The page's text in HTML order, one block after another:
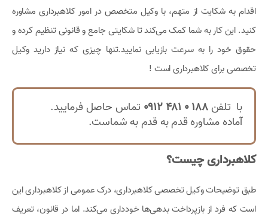
اقدام به شکایت از متهم، با وکیل متخصص در امور کلاهبرداری مشاوره
کنید. این کار به شما کمک می‌کند تا شکایتی جامع و قانونی تنظیم کرده و
حقوق خود را به سرعت بازیابی نمایید.تنها چیزی که نیاز دارید وکیل
تخصصی برای کلاهبرداری است !
با تلفن188 0 481 0912
تماس حاصل فرمایید.
آماده مشاوره قدم به قدم به شماست.
کلاهبرداری چیست؟
طبق توضیحات وکیل تخصصی کلاهبرداری، درک عمومی از کلاهبرداری این
است که فرد از بازپرداخت بدهی‌ها خودداری می‌کند. اما در قانون، تعریف